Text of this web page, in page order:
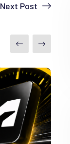
Next Post